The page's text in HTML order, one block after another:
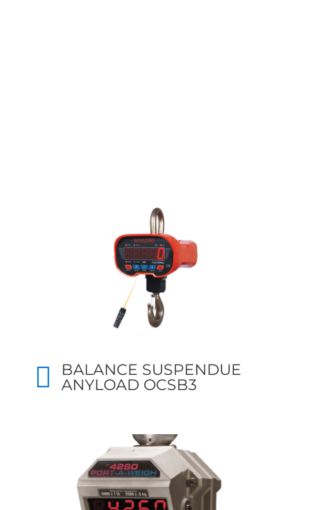
BALANCE SUSPENDUE
ANYLOAD OCSB3